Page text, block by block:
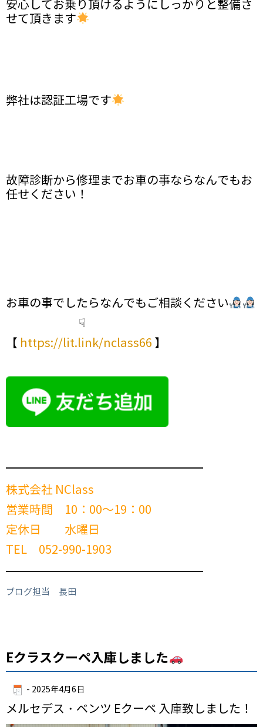
安心してお乗り頂けるようにしっかりと整備さ
せて頂きます
弊社は認証工場です
故障診断から修理までお車の事ならなんでもお
任せください！
お車の事でしたらなんでもご相談ください
☟
【 https://lit.link/nclass66 】
━━━━━━━━━━━━━━━━━━━━━━━━
株式会社 NClass
営業時間 10：00～19：00
定休日 水曜日
TEL 052-990-1903
━━━━━━━━━━━━━━━━━━━━━━━━
ブログ担当 長田
Eクラスクーペ入庫しました
- 2025年4月6日
メルセデス・ベンツ Eクーペ 入庫致しました！